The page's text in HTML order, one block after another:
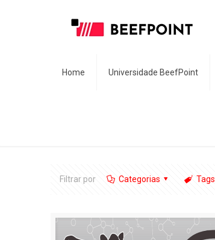
Home Universidade BeefPoint
Filtrar por Categorias Tags